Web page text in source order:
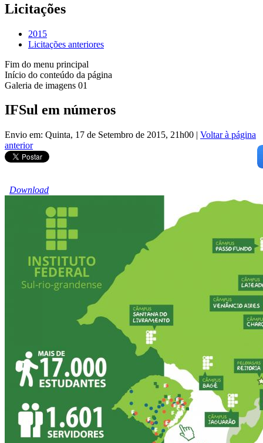
Licitações
2015
Licitações anteriores
Fim do menu principal
Início do conteúdo da página
Galeria de imagens 01
IFSul em números
Envio em: Quinta, 17 de Setembro de 2015, 21h00 | Voltar à página
anterior
Download